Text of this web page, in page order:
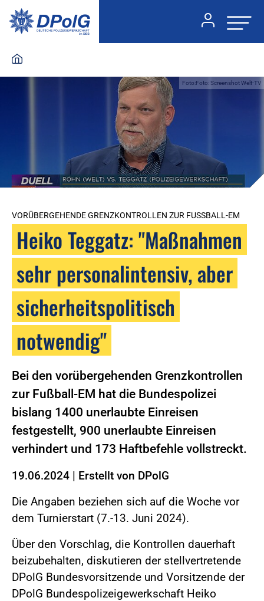
Foto:Foto: Screenshot Welt-TV
VORÜBERGEHENDE GRENZKONTROLLEN ZUR FUSSBALL-EM
Heiko Teggatz: "Maßnahmen
sehr personalintensiv, aber
sicherheitspolitisch
notwendig"
Bei den vorübergehenden Grenzkontrollen
zur Fußball-EM hat die Bundespolizei
bislang 1400 unerlaubte Einreisen
festgestellt, 900 unerlaubte Einreisen
verhindert und 173 Haftbefehle vollstreckt.
19.06.2024 | Erstellt von DPolG
Die Angaben beziehen sich auf die Woche vor
dem Turnierstart (7.-13. Juni 2024).
Über den Vorschlag, die Kontrollen dauerhaft
beizubehalten, diskutieren der stellvertretende
DPolG Bundesvorsitzende und Vorsitzende der
DPolG Bundespolizeigewerkschaft Heiko